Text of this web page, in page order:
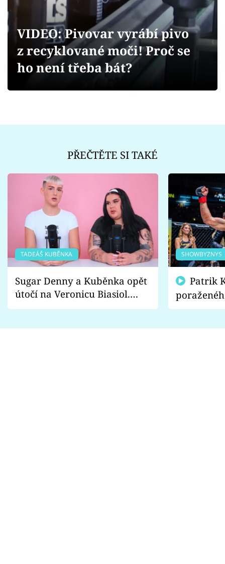
Videa
Sledujte prima+
VIDEO: Pivovar vyrábí pivo
z recyklované moči! Proč se
ho není třeba bát?
PŘEČTĚTE SI TAKÉ
TADEÁŠ KUBĚNKA
Sugar Denny a Kuběnka opět
útočí na Veronicu Biasiol.
Proč je podle nich falešná a
SHOWBYZNYS
fanoušci